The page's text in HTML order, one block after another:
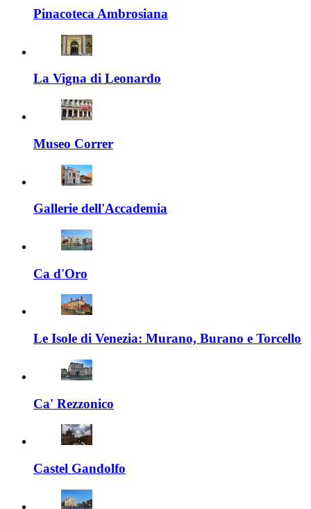
Pinacoteca Ambrosiana
La Vigna di Leonardo
Museo Correr
Gallerie dell'Accademia
Ca d'Oro
Le Isole di Venezia: Murano, Burano e Torcello
Ca' Rezzonico
Castel Gandolfo